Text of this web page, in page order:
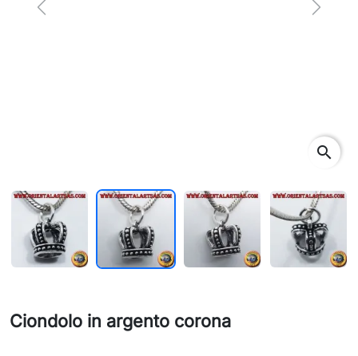
Previous Next
search
Ciondolo in argento corona